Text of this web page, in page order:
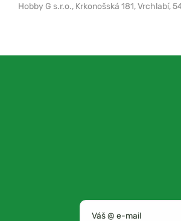
Hobby G s.r.o., Krkonošská 181, Vrchlabí,